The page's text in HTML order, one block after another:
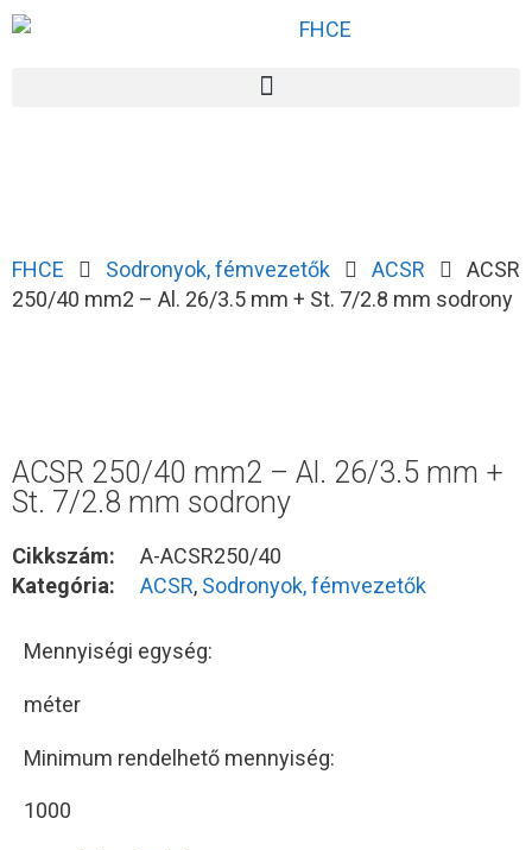
FHCE Sodronyok, fémvezetők ACSR
ACSR
250/40 mm2 – Al. 26/3.5 mm + St. 7/2.8 mm sodrony
ACSR 250/40 mm2 – Al. 26/3.5 mm +
St. 7/2.8 mm sodrony
Cikkszám:
A-ACSR250/40
Kategória:
ACSR, Sodronyok, fémvezetők
Mennyiségi egység:
méter
Minimum rendelhető mennyiség:
1000